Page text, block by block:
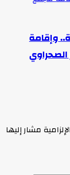
وإقامة
مشار إليها